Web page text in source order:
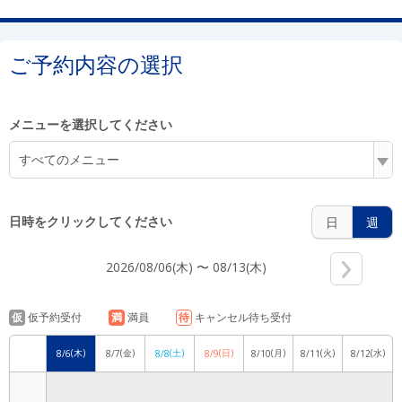
ご予約内容の選択
メニューを選択してください
すべてのメニュー
日時をクリックしてください 日 週
2026/08/06(木) 〜 08/13(木)
仮 仮予約受付 満 満員 待 キャンセル待ち受付
8/6(木) 8/7(金) 8/8(土) 8/9(日) 8/10(月) 8/11(火) 8/12(水)
5:00